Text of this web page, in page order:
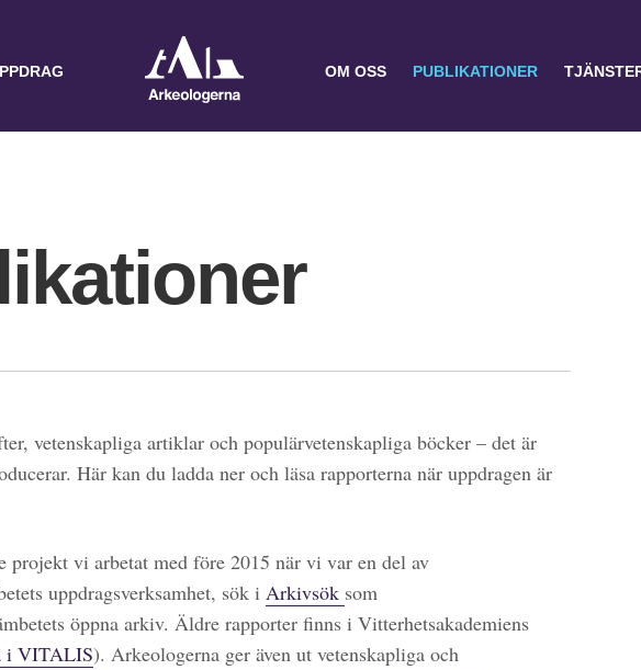
OM OSS PUBLIKATIONER
vetenskapliga artiklar och populärvetenskapliga böcker – det är
Här kan du ladda ner och läsa rapporterna när uppdragen är
projekt vi arbetat med före 2015 när vi var en del av
uppdragsverksamhet, sök i Arkivsök som
öppna arkiv. Äldre rapporter finns i Vitterhetsakademiens
i VITALIS). Arkeologerna ger även ut vetenskapliga och